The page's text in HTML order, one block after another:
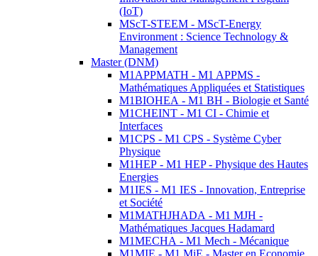
(IoT)
MScT-STEEM - MScT-Energy
Environment : Science Technology &
Management
Master (DNM)
M1APPMATH - M1 APPMS -
Mathématiques Appliquées et Statistiques
M1BIOHEA - M1 BH - Biologie et Santé
M1CHEINT - M1 CI - Chimie et
Interfaces
M1CPS - M1 CPS - Système Cyber
Physique
M1HEP - M1 HEP - Physique des Hautes
Energies
M1IES - M1 IES - Innovation, Entreprise
et Société
M1MATHJHADA - M1 MJH -
Mathématiques Jacques Hadamard
M1MECHA - M1 Mech - Mécanique
M1MIE - M1 MiE - Master en Economie